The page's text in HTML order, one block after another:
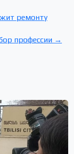
ремонту
профессии →